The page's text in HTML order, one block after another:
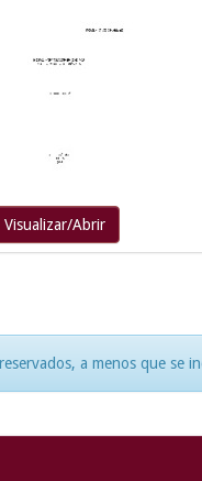
Visualizar/Abrir
a menos que se